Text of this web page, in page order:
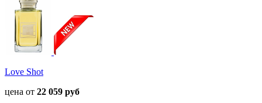
Love Shot
цена от 22 059 руб